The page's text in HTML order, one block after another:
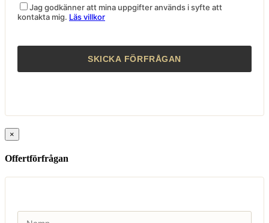
Jag godkänner att mina uppgifter används i syfte att
kontakta mig. Läs villkor
×
Offertförfrågan